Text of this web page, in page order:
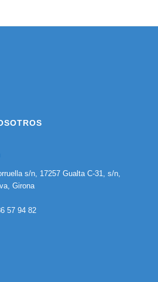
s/n, 17257 Gualta C-31, s/n,
Girona
57 94 82